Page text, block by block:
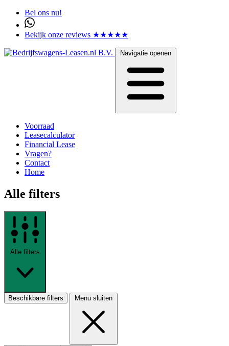
Bel ons nu!
Bekijk onze reviews ★★★★★
Navigatie openen
Voorraad
Leasecalculator
Financial Lease
Vragen?
Contact
Home
Alle filters
Alle filters
Beschikbare filters Menu sluiten